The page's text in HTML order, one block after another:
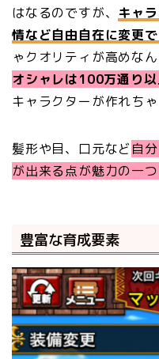
はなるのですが、 キャ
情など自由自在に変更
ゃクオリティが高めなん
オシャレは100万通り以
キャラクターが作れちゃ
髪形や目、口元など 自
が出来る点が魅力の一つ
豊富な育成要素